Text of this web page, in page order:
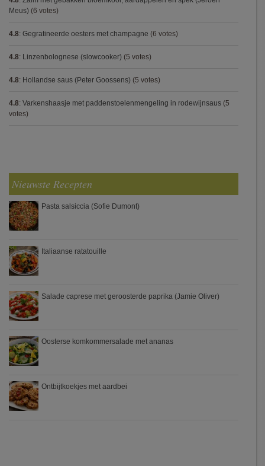
Meus) (6 votes)
4.8: Gegratineerde oesters met champagne (6 votes)
4.8: Linzenbolognese (slowcooker) (5 votes)
4.8: Hollandse saus (Peter Goossens) (5 votes)
4.8: Varkenshaasje met paddenstoelenmengeling in rodewijnsaus (5
votes)
Nieuwste Recepten
Pasta salsiccia (Sofie Dumont)
Italiaanse ratatouille
Salade caprese met geroosterde paprika (Jamie Oliver)
Oosterse komkommersalade met ananas
Ontbijtkoekjes met aardbei